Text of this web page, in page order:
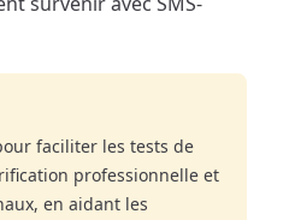
faciliter les tests de
professionnelle et
en aidant les